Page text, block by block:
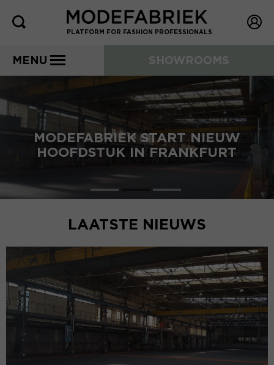
PLATFORM FOR FASHION PROFESSIONALS
MENU SHOWROOMS
MODEFABRIEK START NIEUW
HOOFDSTUK IN FRANKFURT
LAATSTE NIEUWS